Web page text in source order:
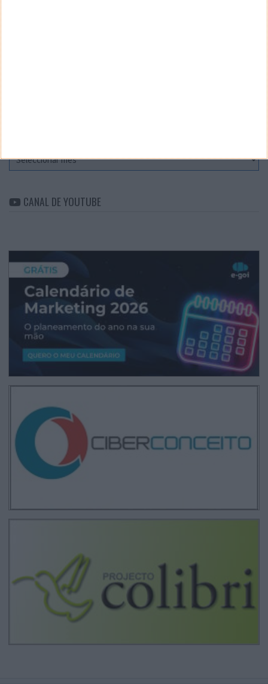
CANAL DE YOUTUBE